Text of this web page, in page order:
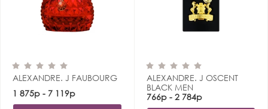
ALEXANDRE. J FAUBOURG
1 875р - 7 119р
ALEXANDRE. J OSCENT
BLACK MEN
766р - 2 784р